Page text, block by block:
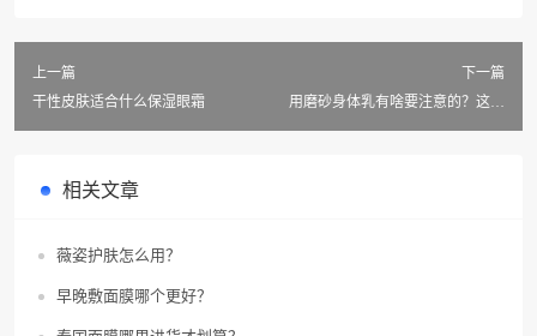
上一篇
干性皮肤适合什么保湿眼霜
下一篇
用磨砂身体乳有啥要注意的？这些
相关文章
薇姿护肤怎么用？
早晚敷面膜哪个更好？